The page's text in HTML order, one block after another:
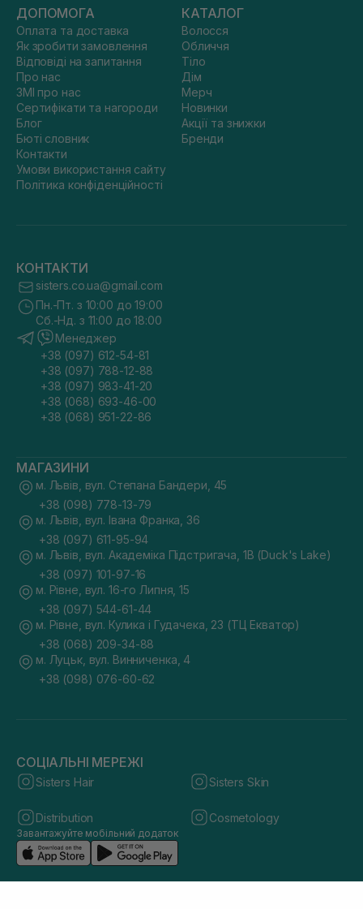
ДОПОМОГА
Оплата та доставка
Як зробити замовлення
Відповіді на запитання
Про нас
ЗМІ про нас
Сертифікати та нагороди
Блог
Бюті словник
Контакти
Умови використання сайту
Політика конфіденційності
КАТАЛОГ
Волосся
Обличчя
Тіло
Дім
Мерч
Новинки
Акції та знижки
Бренди
КОНТАКТИ
sisters.co.ua@gmail.com
Пн.-Пт. з 10:00 до 19:00
Сб.-Нд. з 11:00 до 18:00
Менеджер
+38 (097) 612-54-81
+38 (097) 788-12-88
+38 (097) 983-41-20
+38 (068) 693-46-00
+38 (068) 951-22-86
МАГАЗИНИ
м. Львів, вул. Степана Бандери, 45
+38 (098) 778-13-79
м. Львів, вул. Івана Франка, 36
+38 (097) 611-95-94
м. Львів, вул. Академіка Підстригача, 1В (Duck's Lake)
+38 (097) 101-97-16
м. Рівне, вул. 16-го Липня, 15
+38 (097) 544-61-44
м. Рівне, вул. Кулика і Гудачека, 23 (ТЦ Екватор)
+38 (068) 209-34-88
м. Луцьк, вул. Винниченка, 4
+38 (098) 076-60-62
СОЦІАЛЬНІ МЕРЕЖІ
Sisters Hair Sisters Skin
Distribution Cosmetology
Завантажуйте мобільний додаток